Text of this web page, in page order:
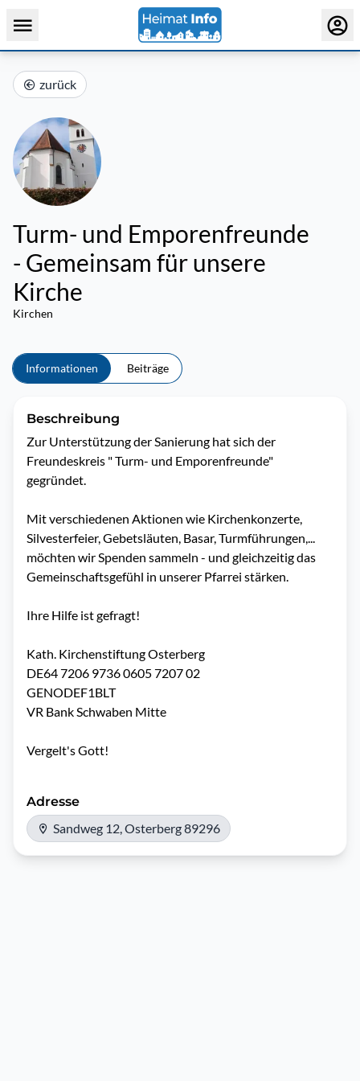
zurück
Turm- und Emporenfreunde
- Gemeinsam für unsere
Kirche
Kirchen
Informationen Beiträge
Beschreibung
Zur Unterstützung der Sanierung hat sich der
Freundeskreis " Turm- und Emporenfreunde"
gegründet.
Mit verschiedenen Aktionen wie Kirchenkonzerte,
Silvesterfeier, Gebetsläuten, Basar, Turmführungen,...
möchten wir Spenden sammeln - und gleichzeitig das
Gemeinschaftsgefühl in unserer Pfarrei stärken.
Ihre Hilfe ist gefragt!
Kath. Kirchenstiftung Osterberg
DE64 7206 9736 0605 7207 02
GENODEF1BLT
VR Bank Schwaben Mitte
Vergelt's Gott!
Adresse
Sandweg 12, Osterberg 89296